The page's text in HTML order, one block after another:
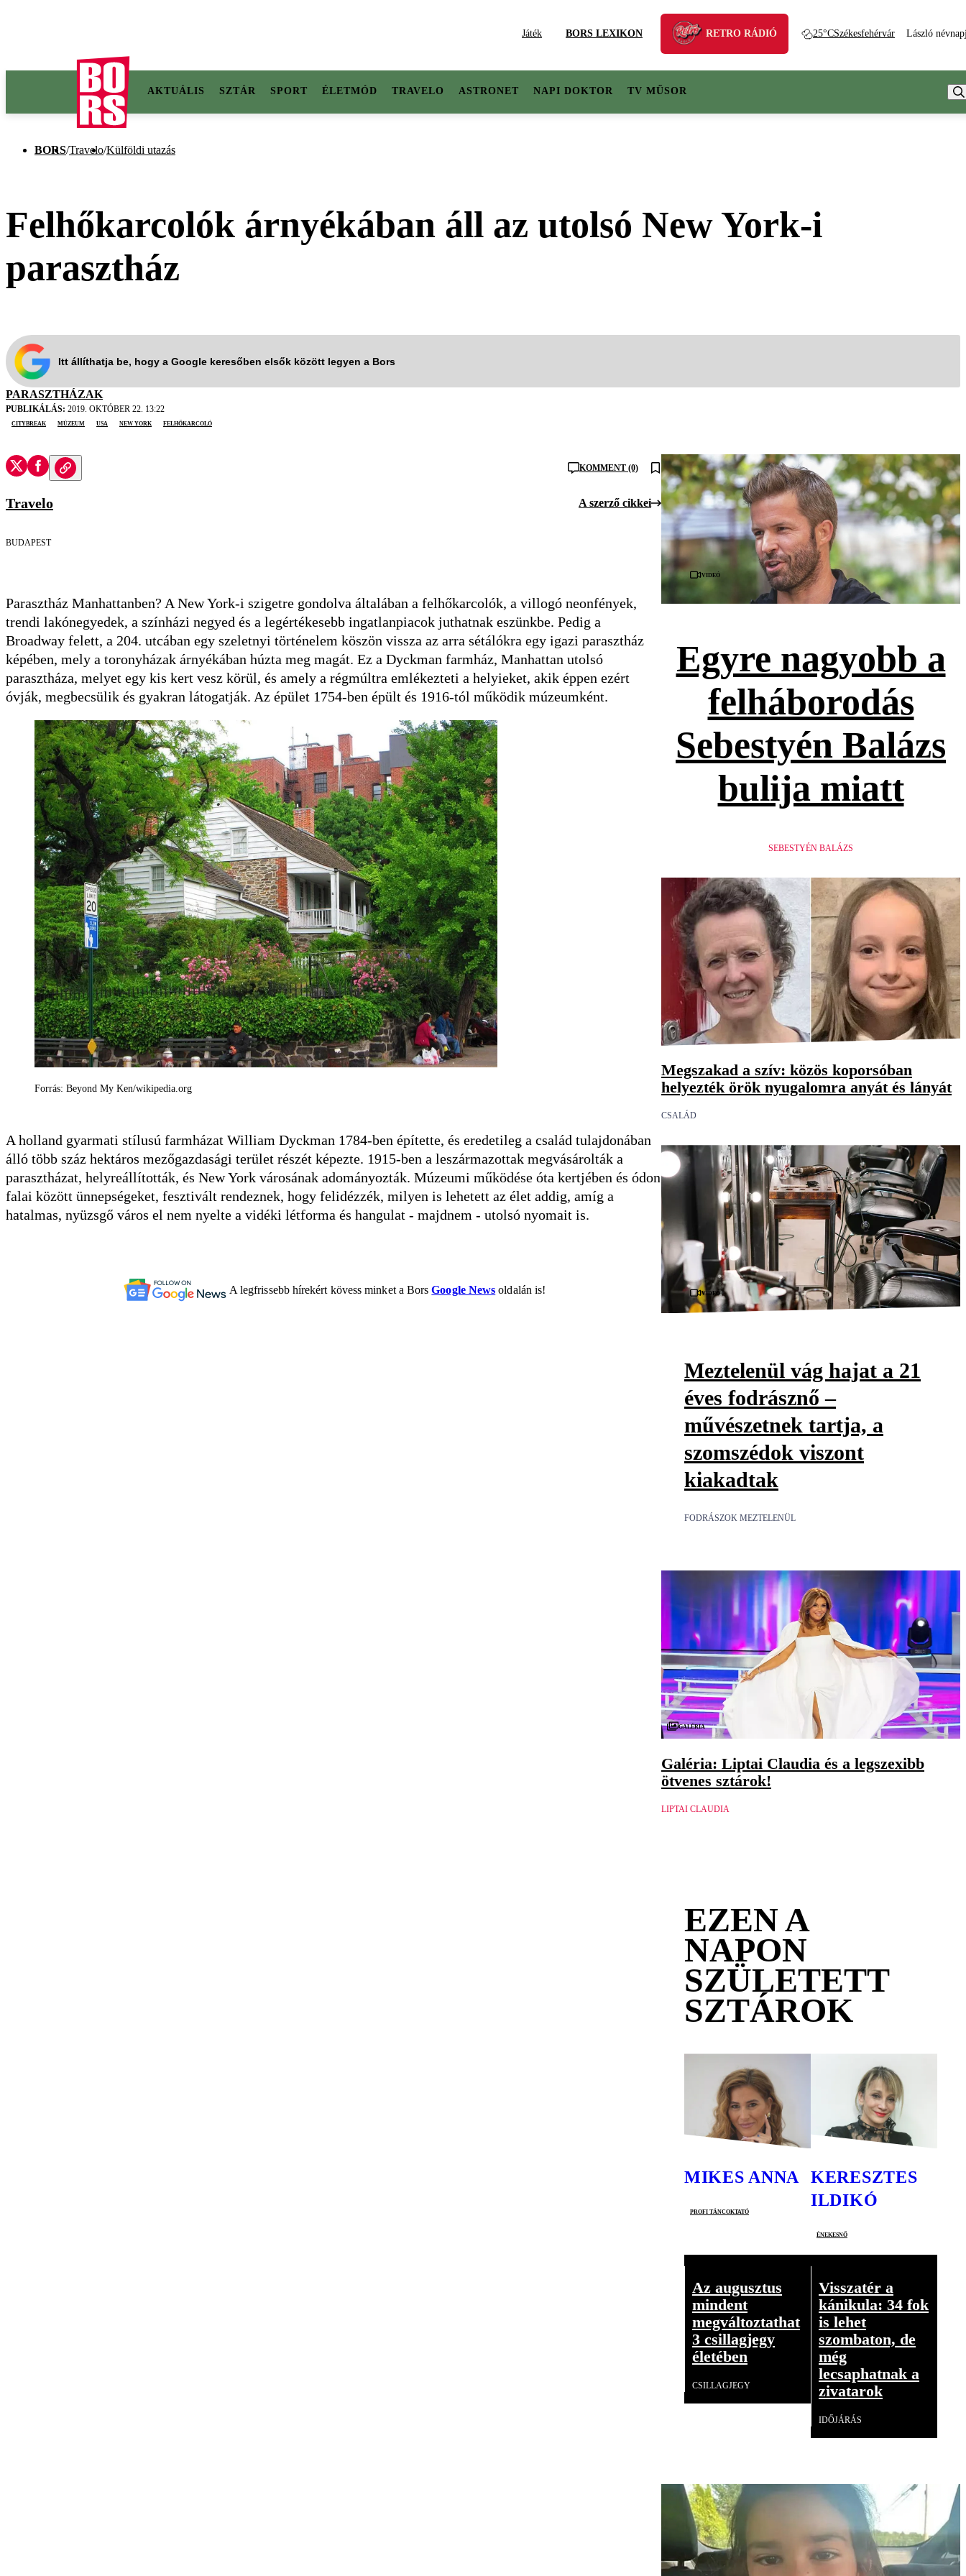
Játék BORS LEXIKON RETRO RÁDIÓ 25°CSzékesfehérvár László
AKTUÁLIS SZTÁR SPORT ÉLETMÓD TRAVELO ASTRONET NAPI DOKTOR TV MŰSOR
BORS/Travelo/Külföldi utazás
Felhőkarcolók árnyékában áll az utolsó New York-i
parasztház
Itt állíthatja be, hogy a Google keresőben elsők között legyen a Bors
PARASZTHÁZAK
PUBLIKÁLÁS: 2019. OKTÓBER 22. 13:22
citybreak
múzeum USA New York felhőkarcoló
KOMMENT (0)
Travelo A szerző cikkei
BUDAPEST
Parasztház Manhattanben? A New York-i szigetre gondolva általában a felhőkarcolók, a villogó neonfények,
trendi lakónegyedek, a színházi negyed és a legértékesebb ingatlanpiacok juthatnak eszünkbe. Pedig a
Broadway felett, a 204. utcában egy szeletnyi történelem köszön vissza az arra sétálókra egy igazi parasztház
képében, mely a toronyházak árnyékában húzta meg magát. Ez a Dyckman farmház, Manhattan utolsó
parasztháza, melyet egy kis kert vesz körül, és amely a régmúltra emlékezteti a helyieket, akik éppen ezért
óvják, megbecsülik és gyakran látogatják. Az épület 1754-ben épült és 1916-tól működik múzeumként.
Forrás: Beyond My Ken/wikipedia.org
A holland gyarmati stílusú farmházat William Dyckman 1784-ben építette, és eredetileg a család tulajdonában
álló több száz hektáros mezőgazdasági terület részét képezte. 1915-ben a leszármazottak megvásárolták a
parasztházat, helyreállították, és New York városának adományozták. Múzeumi működése óta kertjében és ódon
falai között ünnepségeket, fesztivált rendeznek, hogy felidézzék, milyen is lehetett az élet addig, amíg a
hatalmas, nyüzsgő város el nem nyelte a vidéki létforma és hangulat - majdnem - utolsó nyomait is.
A legfrissebb hírekért kövess minket a BorsGoogle News oldalán is!
Videó
Egyre nagyobb a
felháborodás
Sebestyén Balázs
bulija miatt
SEBESTYÉN BALÁZS
Megszakad a szív: közös koporsóban
helyezték örök nyugalomra anyát és lányát
CSALÁD
Videó
Meztelenül vág hajat a 21
éves fodrásznő –
művészetnek tartja, a
szomszédok viszont
kiakadtak
FODRÁSZOK MEZTELENÜL
Galéria
Galéria: Liptai Claudia és a legszexibb
ötvenes sztárok!
LIPTAI CLAUDIA
EZEN A
NAPON
SZÜLETETT
SZTÁROK
MIKES ANNA
profi táncoktató
KERESZTES
ILDIKÓ
énekesnő
Az augusztus
mindent
megváltoztathat
3 csillagjegy
életében
CSILLAGJEGY
Visszatér a
kánikula: 34 fok
is lehet
szombaton, de
még
lecsaphatnak a
zivatarok
IDŐJÁRÁS